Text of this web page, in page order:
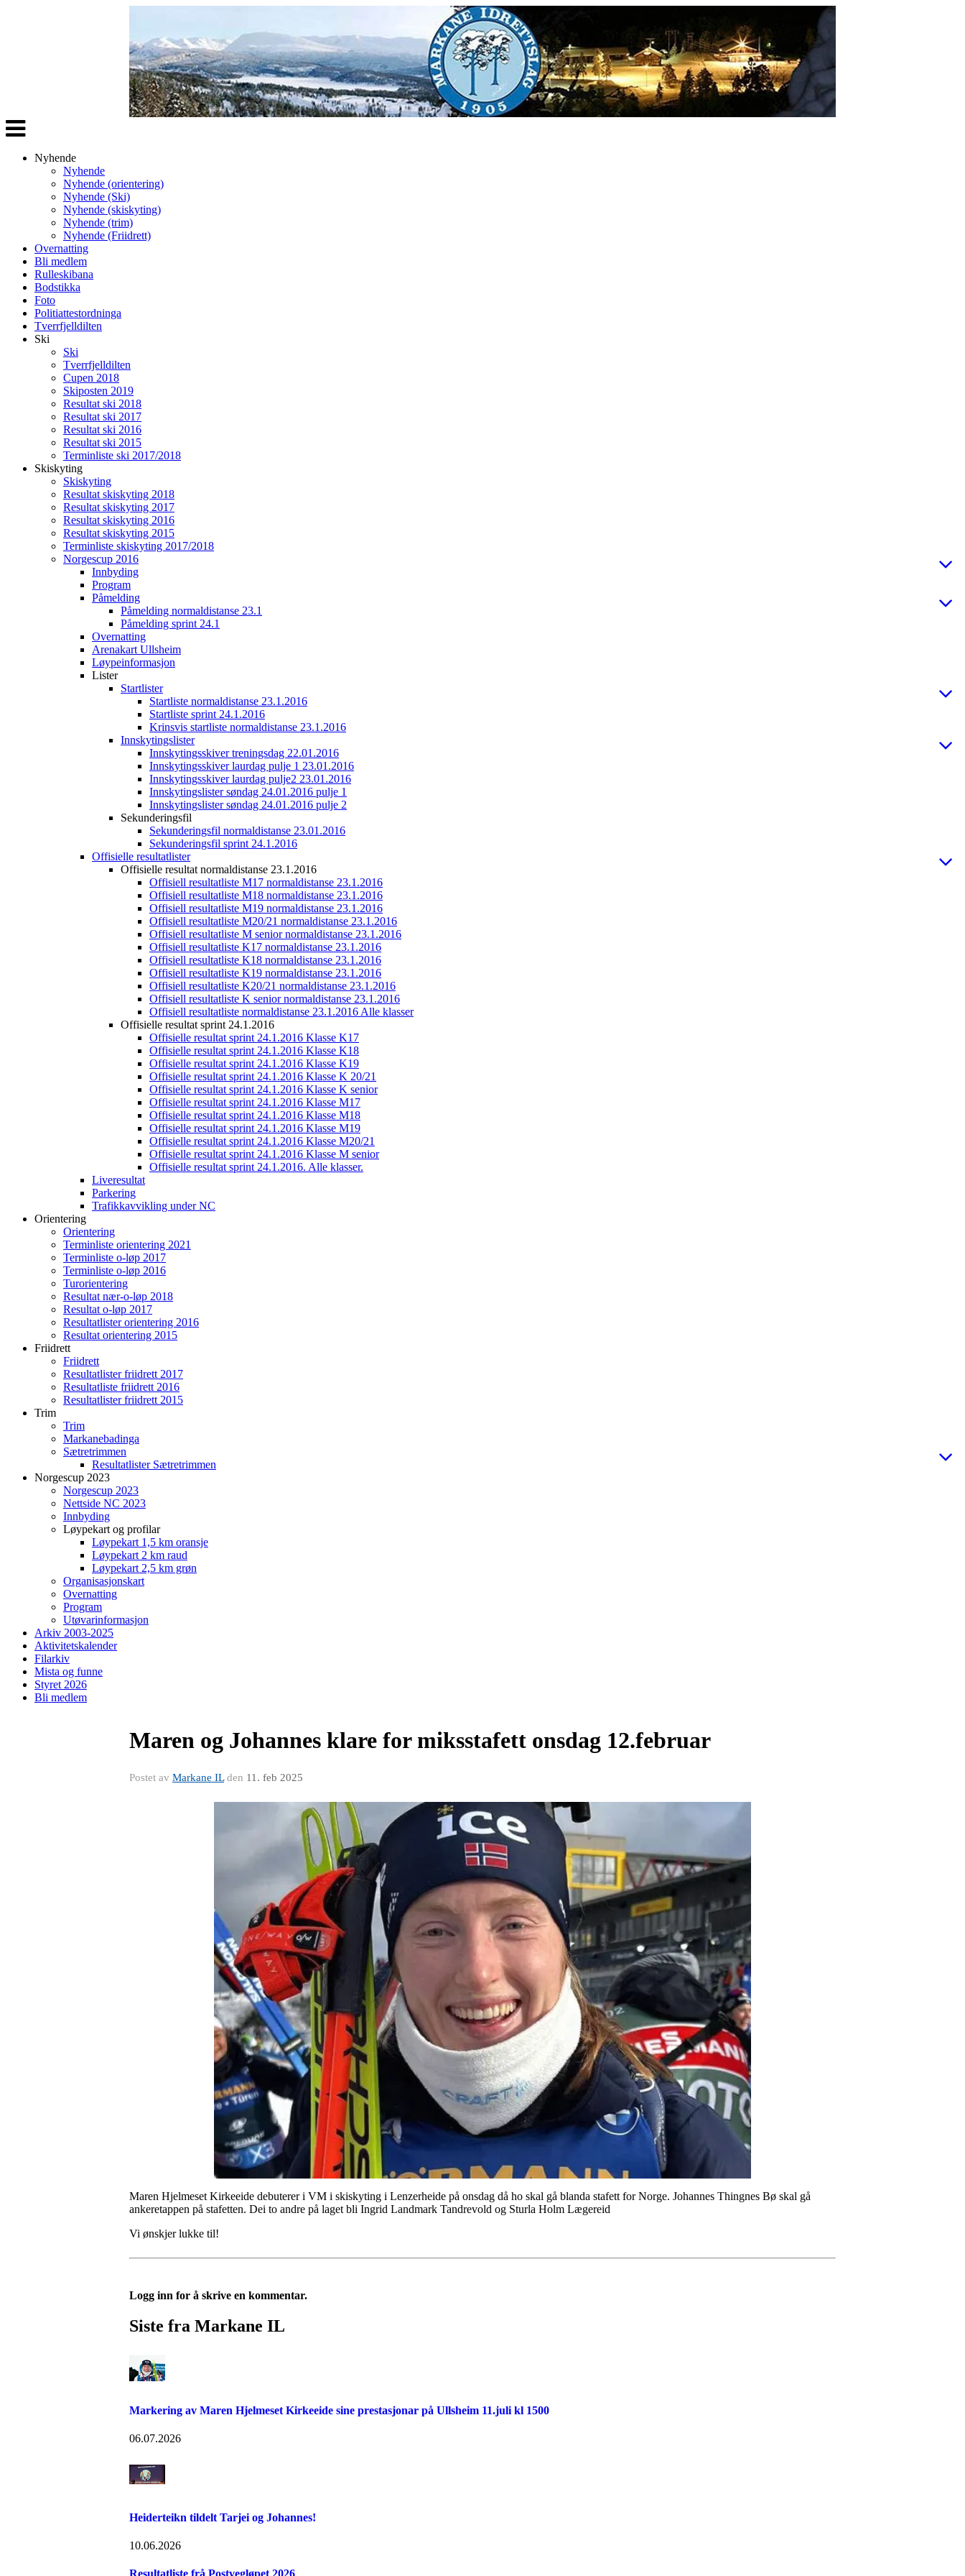
Veksle
navigasjon
Nyhende
Nyhende
Nyhende (orientering)
Nyhende (Ski)
Nyhende (skiskyting)
Nyhende (trim)
Nyhende (Friidrett)
Overnatting
Bli medlem
Rulleskibana
Bodstikka
Foto
Politiattestordninga
Tverrfjelldilten
Ski
Ski
Tverrfjelldilten
Cupen 2018
Skiposten 2019
Resultat ski 2018
Resultat ski 2017
Resultat ski 2016
Resultat ski 2015
Terminliste ski 2017/2018
Skiskyting
Skiskyting
Resultat skiskyting 2018
Resultat skiskyting 2017
Resultat skiskyting 2016
Resultat skiskyting 2015
Terminliste skiskyting 2017/2018
Norgescup 2016
Innbyding
Program
Påmelding
Påmelding normaldistanse 23.1
Påmelding sprint 24.1
Overnatting
Arenakart Ullsheim
Løypeinformasjon
Lister
Startlister
Startliste normaldistanse 23.1.2016
Startliste sprint 24.1.2016
Krinsvis startliste normaldistanse 23.1.2016
Innskytingslister
Innskytingsskiver treningsdag 22.01.2016
Innskytingsskiver laurdag pulje 1 23.01.2016
Innskytingsskiver laurdag pulje2 23.01.2016
Innskytingslister søndag 24.01.2016 pulje 1
Innskytingslister søndag 24.01.2016 pulje 2
Sekunderingsfil
Sekunderingsfil normaldistanse 23.01.2016
Sekunderingsfil sprint 24.1.2016
Offisielle resultatlister
Offisielle resultat normaldistanse 23.1.2016
Offisiell resultatliste M17 normaldistanse 23.1.2016
Offisiell resultatliste M18 normaldistanse 23.1.2016
Offisiell resultatliste M19 normaldistanse 23.1.2016
Offisiell resultatliste M20/21 normaldistanse 23.1.2016
Offisiell resultatliste M senior normaldistanse 23.1.2016
Offisiell resultatliste K17 normaldistanse 23.1.2016
Offisiell resultatliste K18 normaldistanse 23.1.2016
Offisiell resultatliste K19 normaldistanse 23.1.2016
Offisiell resultatliste K20/21 normaldistanse 23.1.2016
Offisiell resultatliste K senior normaldistanse 23.1.2016
Offisiell resultatliste normaldistanse 23.1.2016 Alle klasser
Offisielle resultat sprint 24.1.2016
Offisielle resultat sprint 24.1.2016 Klasse K17
Offisielle resultat sprint 24.1.2016 Klasse K18
Offisielle resultat sprint 24.1.2016 Klasse K19
Offisielle resultat sprint 24.1.2016 Klasse K 20/21
Offisielle resultat sprint 24.1.2016 Klasse K senior
Offisielle resultat sprint 24.1.2016 Klasse M17
Offisielle resultat sprint 24.1.2016 Klasse M18
Offisielle resultat sprint 24.1.2016 Klasse M19
Offisielle resultat sprint 24.1.2016 Klasse M20/21
Offisielle resultat sprint 24.1.2016 Klasse M senior
Offisielle resultat sprint 24.1.2016. Alle klasser.
Liveresultat
Parkering
Trafikkavvikling under NC
Orientering
Orientering
Terminliste orientering 2021
Terminliste o-løp 2017
Terminliste o-løp 2016
Turorientering
Resultat nær-o-løp 2018
Resultat o-løp 2017
Resultatlister orientering 2016
Resultat orientering 2015
Friidrett
Friidrett
Resultatlister friidrett 2017
Resultatliste friidrett 2016
Resultatlister friidrett 2015
Trim
Trim
Markanebadinga
Sætretrimmen
Resultatlister Sætretrimmen
Norgescup 2023
Norgescup 2023
Nettside NC 2023
Innbyding
Løypekart og profilar
Løypekart 1,5 km oransje
Løypekart 2 km raud
Løypekart 2,5 km grøn
Organisasjonskart
Overnatting
Program
Utøvarinformasjon
Arkiv 2003-2025
Aktivitetskalender
Filarkiv
Mista og funne
Styret 2026
Bli medlem
Maren og Johannes klare for miksstafett onsdag 12.februar
Postet av Markane ILden 11. feb 2025
Maren Hjelmeset Kirkeeide debuterer i VM i skiskyting i Lenzerheide på onsdag då ho skal gå blanda stafett for Norge. Johannes Thingnes Bø skal gå
ankeretappen på stafetten. Dei to andre på laget bli Ingrid Landmark Tandrevold og Sturla Holm Lægereid
Vi ønskjer lukke til!
Logg inn for å skrive en kommentar.
Siste fra Markane IL
Markering av Maren Hjelmeset Kirkeeide sine prestasjonar på Ullsheim 11.juli kl 1500
06.07.2026
Heiderteikn tildelt Tarjei og Johannes!
10.06.2026